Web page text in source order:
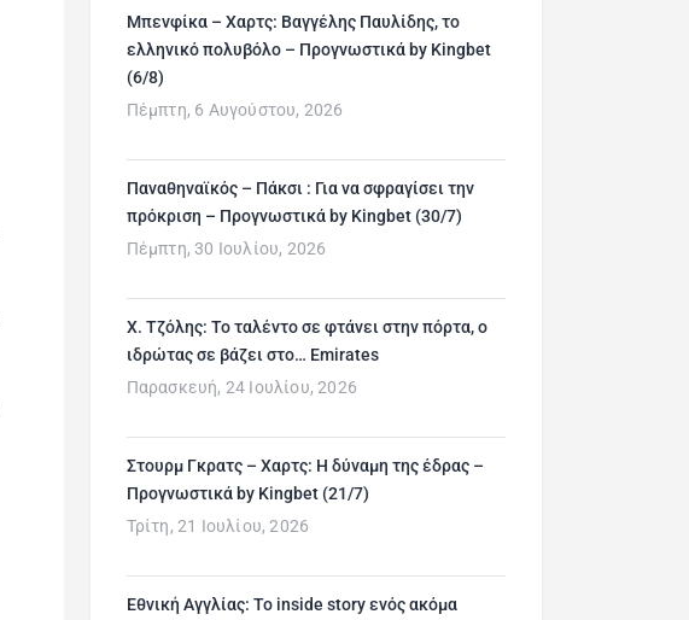
Μπενφίκα – Χαρτς: Βαγγέλης Παυλίδης, το
ελληνικό πολυβόλο – Προγνωστικά by Kingbet
(6/8)
Πέμπτη, 6 Αυγούστου, 2026
Παναθηναϊκός – Πάκσι : Για να σφραγίσει την
πρόκριση – Προγνωστικά by Kingbet (30/7)
Πέμπτη, 30 Ιουλίου, 2026
Χ. Τζόλης: Το ταλέντο σε φτάνει στην πόρτα, ο
ιδρώτας σε βάζει στο… Emirates
Παρασκευή, 24 Ιουλίου, 2026
Στουρμ Γκρατς – Χαρτς: Η δύναμη της έδρας –
Προγνωστικά by Kingbet (21/7)
Τρίτη, 21 Ιουλίου, 2026
Εθνική Αγγλίας: Το inside story ενός ακόμα